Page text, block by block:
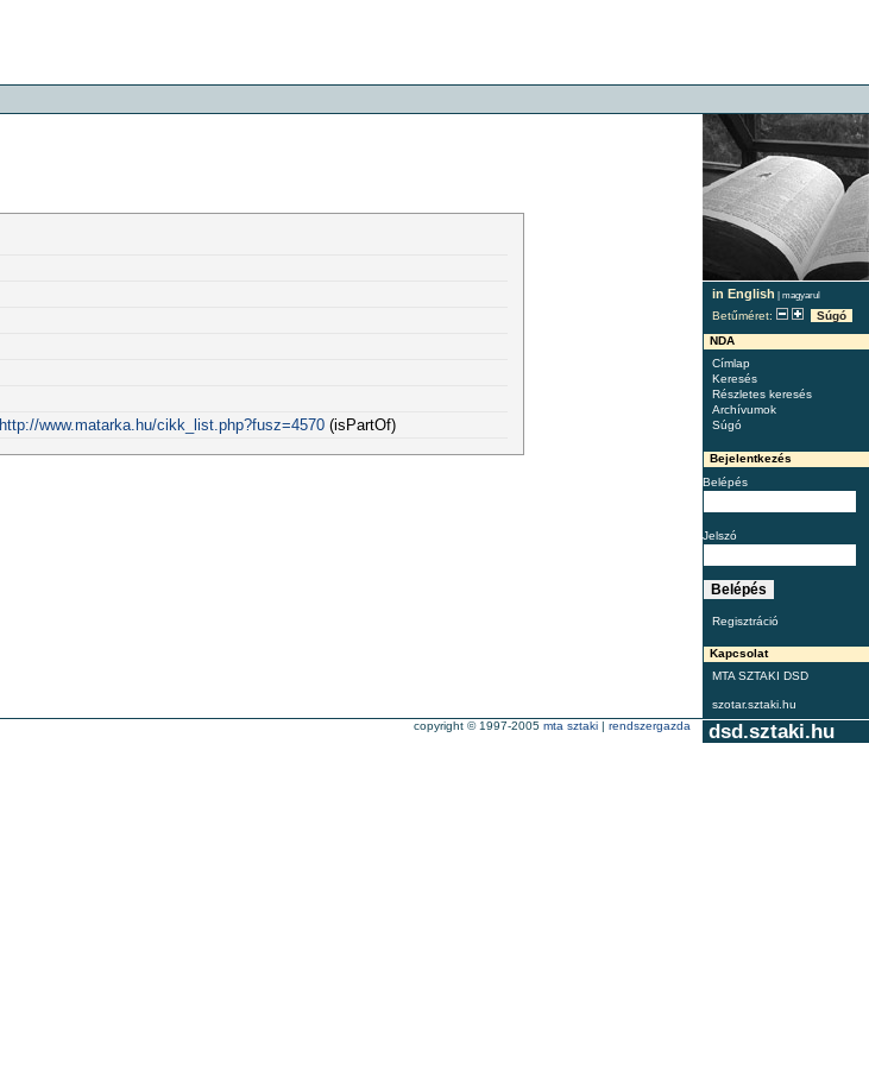
in English | magyarul
Betűméret:
Súgó
NDA
Címlap
Keresés
Részletes keresés
Archívumok
Súgó
Bejelentkezés
Belépés
Jelszó
Regisztráció
Kapcsolat
MTA SZTAKI DSD
szotar.sztaki.hu
http://www.matarka.hu/cikk_list.php?fusz=4570(isPartOf)
dsd.sztaki.hu
copyright © 1997-2005 mta sztaki | rendszergazda